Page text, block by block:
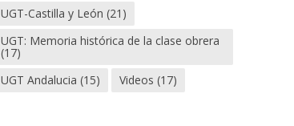
UGT-Castilla y León (21)
UGT: Memoria histórica de la clase obrera
(17)
UGT Andalucia (15) Videos (17)